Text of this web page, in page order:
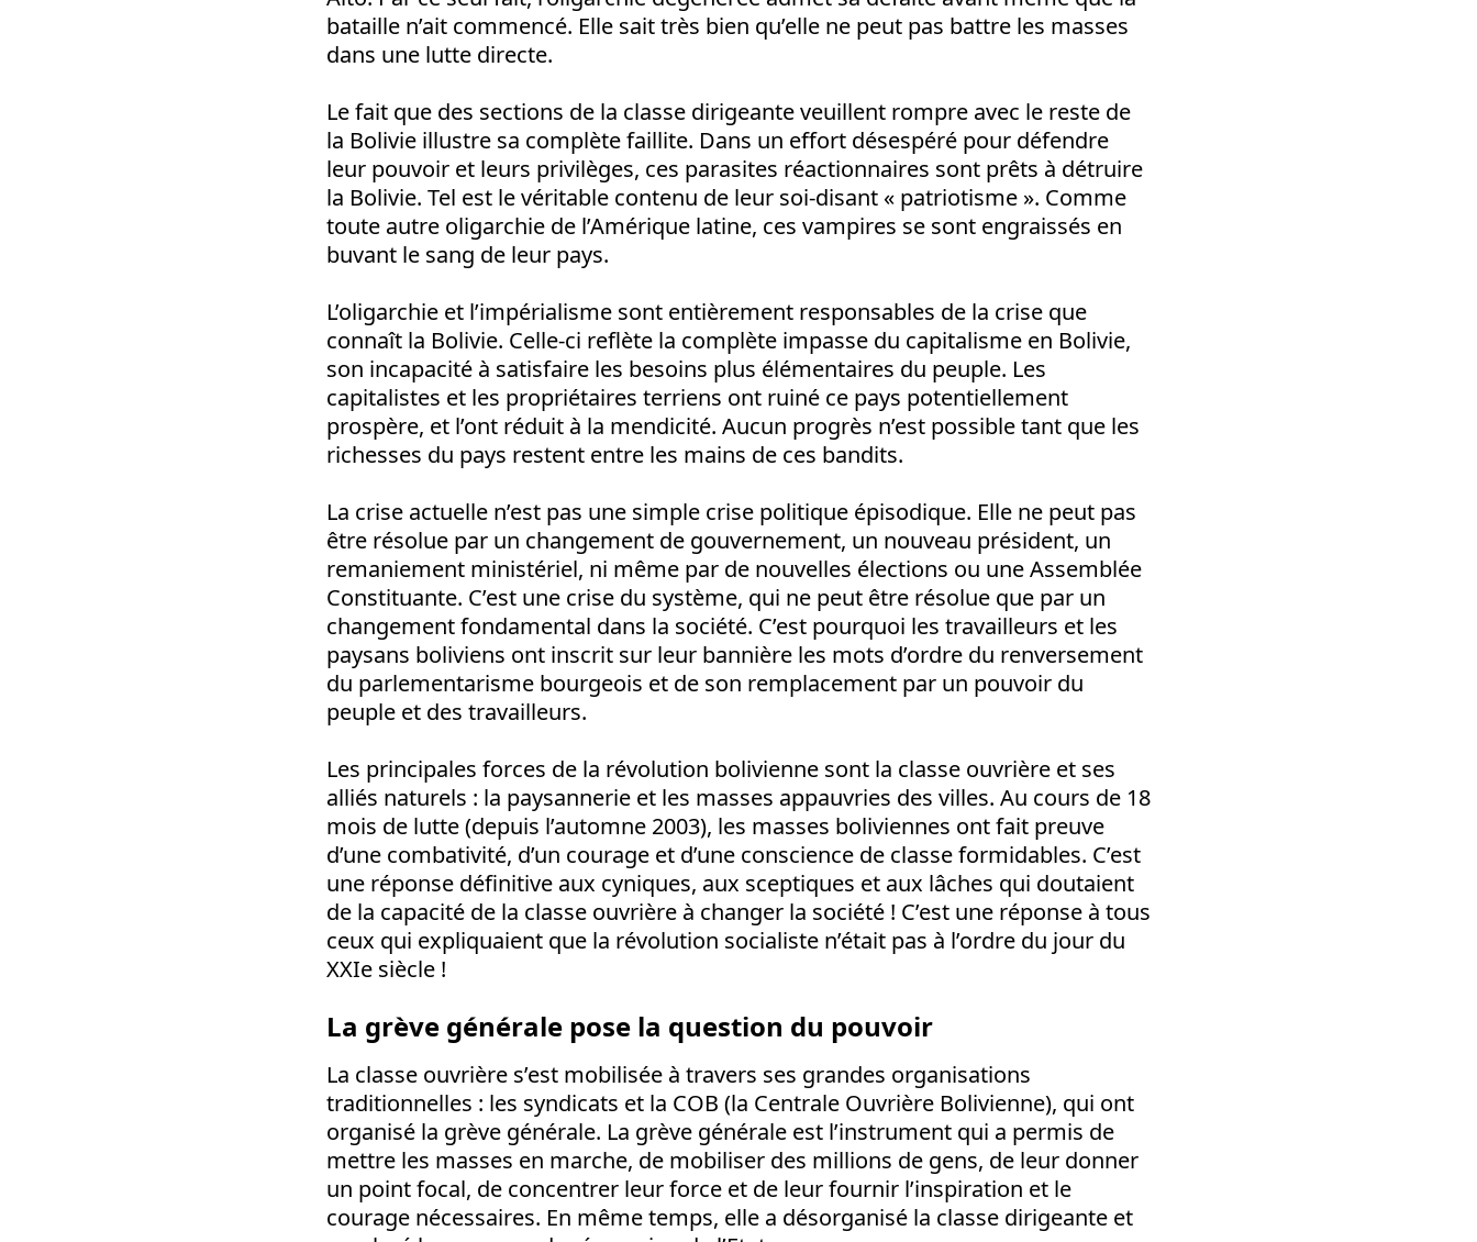
bataille n’ait commencé. Elle sait très bien qu’elle ne peut pas battre les masses
dans une lutte directe.
Le fait que des sections de la classe dirigeante veuillent rompre avec le reste de
la Bolivie illustre sa complète faillite. Dans un effort désespéré pour défendre
leur pouvoir et leurs privilèges, ces parasites réactionnaires sont prêts à détruire
la Bolivie. Tel est le véritable contenu de leur soi-disant « patriotisme ». Comme
toute autre oligarchie de l’Amérique latine, ces vampires se sont engraissés en
buvant le sang de leur pays.
L’oligarchie et l’impérialisme sont entièrement responsables de la crise que
connaît la Bolivie. Celle-ci reflète la complète impasse du capitalisme en Bolivie,
son incapacité à satisfaire les besoins plus élémentaires du peuple. Les
capitalistes et les propriétaires terriens ont ruiné ce pays potentiellement
prospère, et l’ont réduit à la mendicité. Aucun progrès n’est possible tant que les
richesses du pays restent entre les mains de ces bandits.
La crise actuelle n’est pas une simple crise politique épisodique. Elle ne peut pas
être résolue par un changement de gouvernement, un nouveau président, un
remaniement ministériel, ni même par de nouvelles élections ou une Assemblée
Constituante. C’est une crise du système, qui ne peut être résolue que par un
changement fondamental dans la société. C’est pourquoi les travailleurs et les
paysans boliviens ont inscrit sur leur bannière les mots d’ordre du renversement
du parlementarisme bourgeois et de son remplacement par un pouvoir du
peuple et des travailleurs.
Les principales forces de la révolution bolivienne sont la classe ouvrière et ses
alliés naturels : la paysannerie et les masses appauvries des villes. Au cours de 18
mois de lutte (depuis l’automne 2003), les masses boliviennes ont fait preuve
d’une combativité, d’un courage et d’une conscience de classe formidables. C’est
une réponse définitive aux cyniques, aux sceptiques et aux lâches qui doutaient
de la capacité de la classe ouvrière à changer la société ! C’est une réponse à tous
ceux qui expliquaient que la révolution socialiste n’était pas à l’ordre du jour du
XXIe siècle !
La grève générale pose la question du pouvoir
La classe ouvrière s’est mobilisée à travers ses grandes organisations
traditionnelles : les syndicats et la COB (la Centrale Ouvrière Bolivienne), qui ont
organisé la grève générale. La grève générale est l’instrument qui a permis de
mettre les masses en marche, de mobiliser des millions de gens, de leur donner
un point focal, de concentrer leur force et de leur fournir l’inspiration et le
courage nécessaires. En même temps, elle a désorganisé la classe dirigeante et